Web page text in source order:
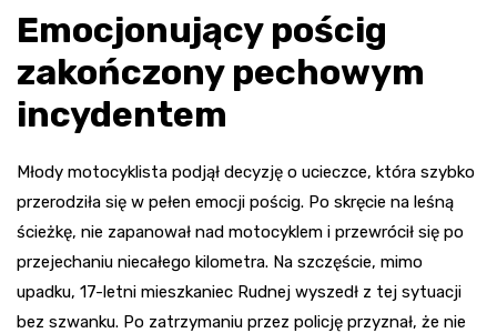
Emocjonujący pościg
zakończony pechowym
incydentem
Młody motocyklista podjął decyzję o ucieczce, która szybko
przerodziła się w pełen emocji pościg. Po skręcie na leśną
ścieżkę, nie zapanował nad motocyklem i przewrócił się po
przejechaniu niecałego kilometra. Na szczęście, mimo
upadku, 17-letni mieszkaniec Rudnej wyszedł z tej sytuacji
bez szwanku. Po zatrzymaniu przez policję przyznał, że nie